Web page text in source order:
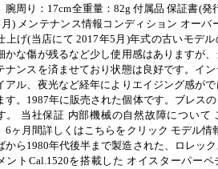
腕周り：17cm全重量：82g 付属品 保証書(発
) メンテナンス情報コンディション オーバ
上げ(当店にて 2017年5月)年式の古いモデ
かな傷が残るなど少し使用感はありますが、
ナンスを済ませており状態は良好です。イン
アル、夜光など経年によりエイジング感が
す。1987年に販売された個体です。ブレス
。 当社保証 内部機械の自然故障について
ヶ月間詳しくはこちらをクリック モデル情
から1980年代後半まで製造された、ロレッ
ントCal.1520を搭載した オイスターパーペ